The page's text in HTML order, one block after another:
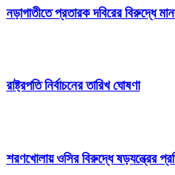
নড়াগাতীতে প্রতারক দবিরের বিরুদ্ধে
রাষ্ট্রপতি নির্বাচনের তারিখ ঘোষণা
শরণখোলায় ওসির বিরুদ্ধে ষড়যন্ত্রের